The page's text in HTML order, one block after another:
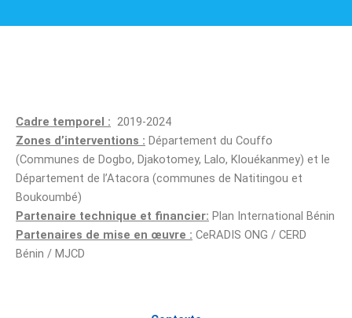
Cadre temporel : 2019-2024
Zones d’interventions : Département du Couffo
(Communes de Dogbo, Djakotomey, Lalo, Klouékanmey) et le
Département de l’Atacora (communes de Natitingou et
Boukoumbé)
Partenaire technique et financier: Plan International Bénin
Partenaires de mise en œuvre : CeRADIS ONG / CERD
Bénin / MJCD